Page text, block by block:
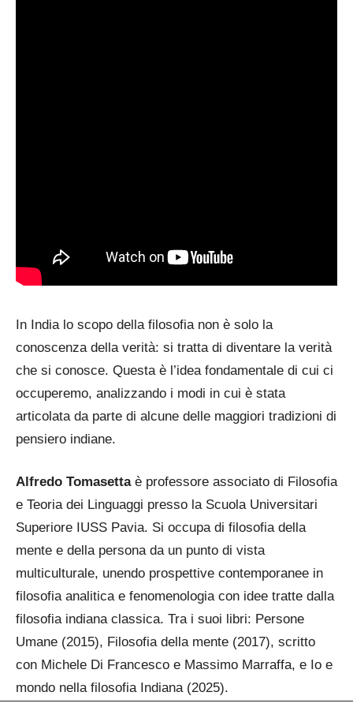
In India lo scopo della filosofia non è solo la
conoscenza della verità: si tratta di diventare la verità
che si conosce. Questa è l’idea fondamentale di cui ci
occuperemo, analizzando i modi in cui è stata
articolata da parte di alcune delle maggiori tradizioni di
pensiero indiane.
Alfredo Tomasettaè professore associato di Filosofia
e Teoria dei Linguaggi presso la Scuola Universitari
Superiore IUSS Pavia. Si occupa di filosofia della
mente e della persona da un punto di vista
multiculturale, unendo prospettive contemporanee in
filosofia analitica e fenomenologia con idee tratte dalla
filosofia indiana classica. Tra i suoi libri: Persone
Umane (2015), Filosofia della mente (2017), scritto
con Michele Di Francesco e Massimo Marraffa, e Io e
mondo nella filosofia Indiana (2025).